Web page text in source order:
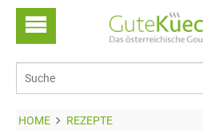
HOME REZEPTE